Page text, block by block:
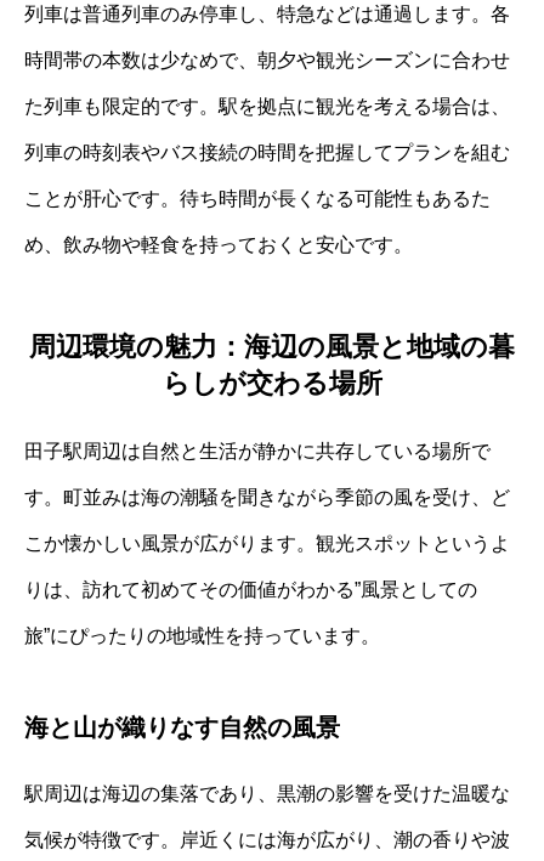
列車は普通列車のみ停車し、特急などは通過します。各
時間帯の本数は少なめで、朝夕や観光シーズンに合わせ
た列車も限定的です。駅を拠点に観光を考える場合は、
列車の時刻表やバス接続の時間を把握してプランを組む
ことが肝心です。待ち時間が長くなる可能性もあるた
め、飲み物や軽食を持っておくと安心です。
周辺環境の魅力：海辺の風景と地域の暮
らしが交わる場所
田子駅周辺は自然と生活が静かに共存している場所で
す。町並みは海の潮騒を聞きながら季節の風を受け、ど
こか懐かしい風景が広がります。観光スポットというよ
りは、訪れて初めてその価値がわかる”風景としての
旅”にぴったりの地域性を持っています。
海と山が織りなす自然の風景
駅周辺は海辺の集落であり、黒潮の影響を受けた温暖な
気候が特徴です。岸近くには海が広がり、潮の香りや波